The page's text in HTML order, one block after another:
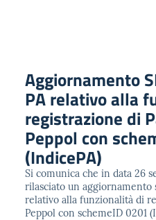
Aggiornamento
PA relativo alla
registrazione di
Peppol con
(IndicePA)
Si comunica che in data 26
rilasciato un aggiornamento
relativo alla funzionalità di
Peppol con schemeID 0201